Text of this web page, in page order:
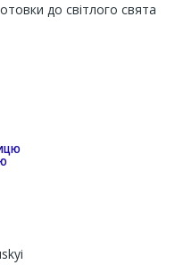
до світлого свята